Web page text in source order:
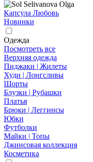
Капсула Любовь
Новинки
Одежда
Посмотреть все
Верхняя одежда
Пиджаки | Жилеты
Худи | Лонгсливы
Шорты
Блузки | Рубашки
Платья
Брюки | Леггинсы
Юбки
Футболки
Майки | Топы
Джинсовая коллекция
Косметика